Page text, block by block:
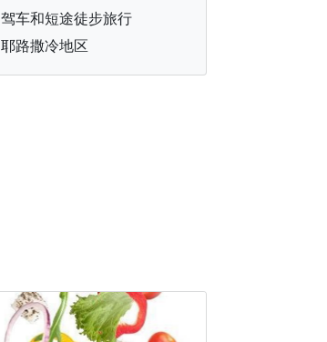
驾车和短途徒步旅行
耶路撒冷地区